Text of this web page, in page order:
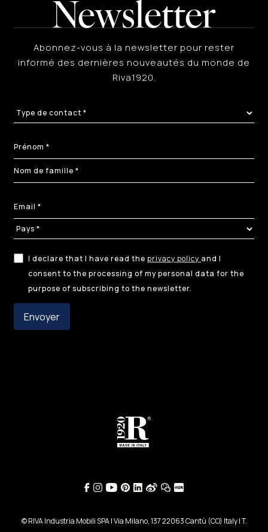
Newsletter
Abonnez-vous à la newsletter pour rester
informé des dernières nouveautés du monde de
Riva1920.
I declare that I have read the privacy policy and I
consent to the processing of my personal data for the
purpose of subscribing to the newsletter.
Envoyer
© RIVA Industria Mobili SPA | Via Milano, 137 22063 Cantù (CO) Italy | T.